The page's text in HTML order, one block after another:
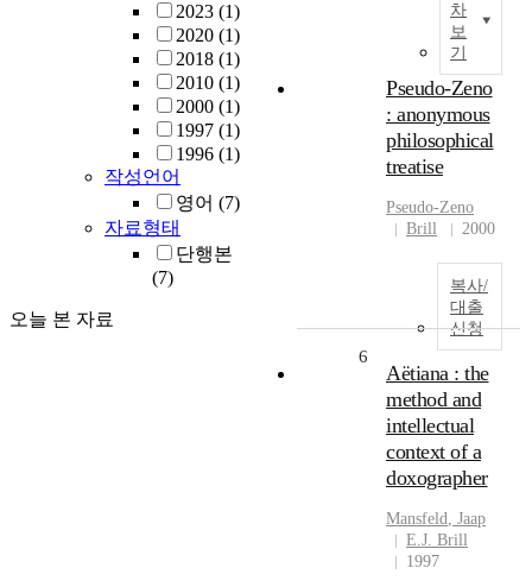
2023 (1)
2020 (1)
2018 (1)
2010 (1)
2000 (1)
1997 (1)
1996 (1)
작성언어
영어 (7)
자료형태
단행본
(7)
오늘 본 자료
차
보
기
Pseudo-Zeno
: anonymous
philosophical
treatise
Pseudo-Zeno
Brill
2000
복사/
대출
신청
6
Aëtiana : the
method and
intellectual
context of a
doxographer
Mansfeld, Jaap
E.J. Brill
1997